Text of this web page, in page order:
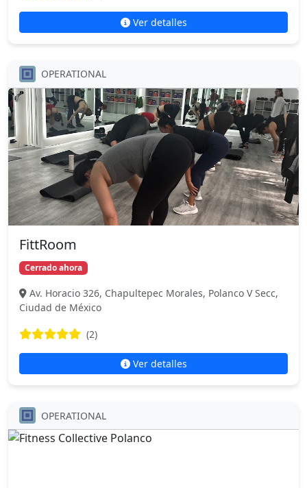
Ver detalles
OPERATIONAL
FittRoom
Cerrado ahora
Av. Horacio 326, Chapultepec Morales, Polanco V Secc,
Ciudad de México
(2)
Ver detalles
OPERATIONAL